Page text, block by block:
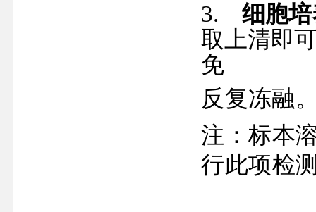
3. 细胞
取上清即
免
反复冻融
注：标本
行此项检